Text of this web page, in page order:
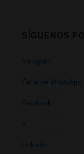
Instagram
Canal de WhatsApp
Facebook
X
Linkedin